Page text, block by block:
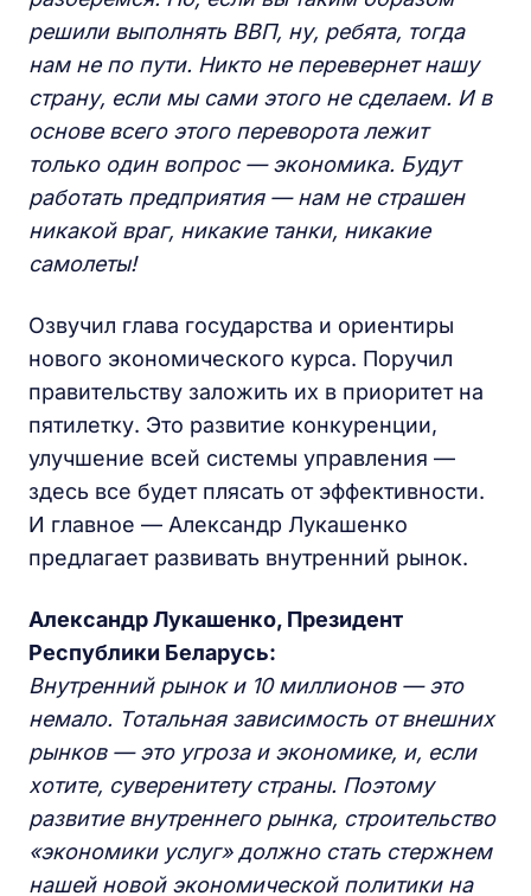
решили выполнять ВВП, ну, ребята, тогда
нам не по пути. Никто не перевернет нашу
страну, если мы сами этого не сделаем. И в
основе всего этого переворота лежит
только один вопрос — экономика. Будут
работать предприятия — нам не страшен
никакой враг, никакие танки, никакие
самолеты!
Озвучил глава государства и ориентиры
нового экономического курса. Поручил
правительству заложить их в приоритет на
пятилетку. Это развитие конкуренции,
улучшение всей системы управления —
здесь все будет плясать от эффективности.
И главное — Александр Лукашенко
предлагает развивать внутренний рынок.
Александр Лукашенко, Президент
Республики Беларусь:
Внутренний рынок и 10 миллионов — это
немало. Тотальная зависимость от внешних
рынков — это угроза и экономике, и, если
хотите, суверенитету страны. Поэтому
развитие внутреннего рынка, строительство
«экономики услуг» должно стать стержнем
нашей новой экономической политики на